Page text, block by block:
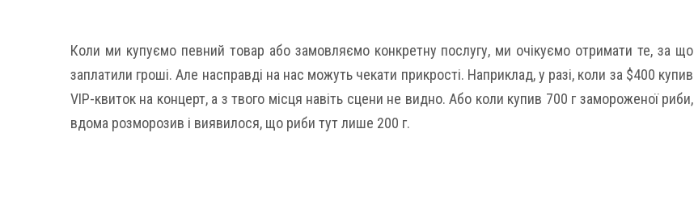
Коли ми купуємо певний товар або замовляємо конкретну послугу, ми очікуємо отримати те, за що
заплатили гроші. Але насправді на нас можуть чекати прикрості. Наприклад, у разі, коли за $400 купив
VIP-квиток на концерт, а з твого місця навіть сцени не видно. Або коли купив 700 г замороженої риби,
вдома розморозив і виявилося, що риби тут лише 200 г.